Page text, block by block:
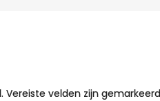
Vereiste velden zijn